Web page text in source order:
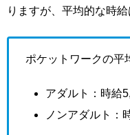
りますが、平均的な時
ポケットワークの平
アダルト：時給
ノンアダルト：